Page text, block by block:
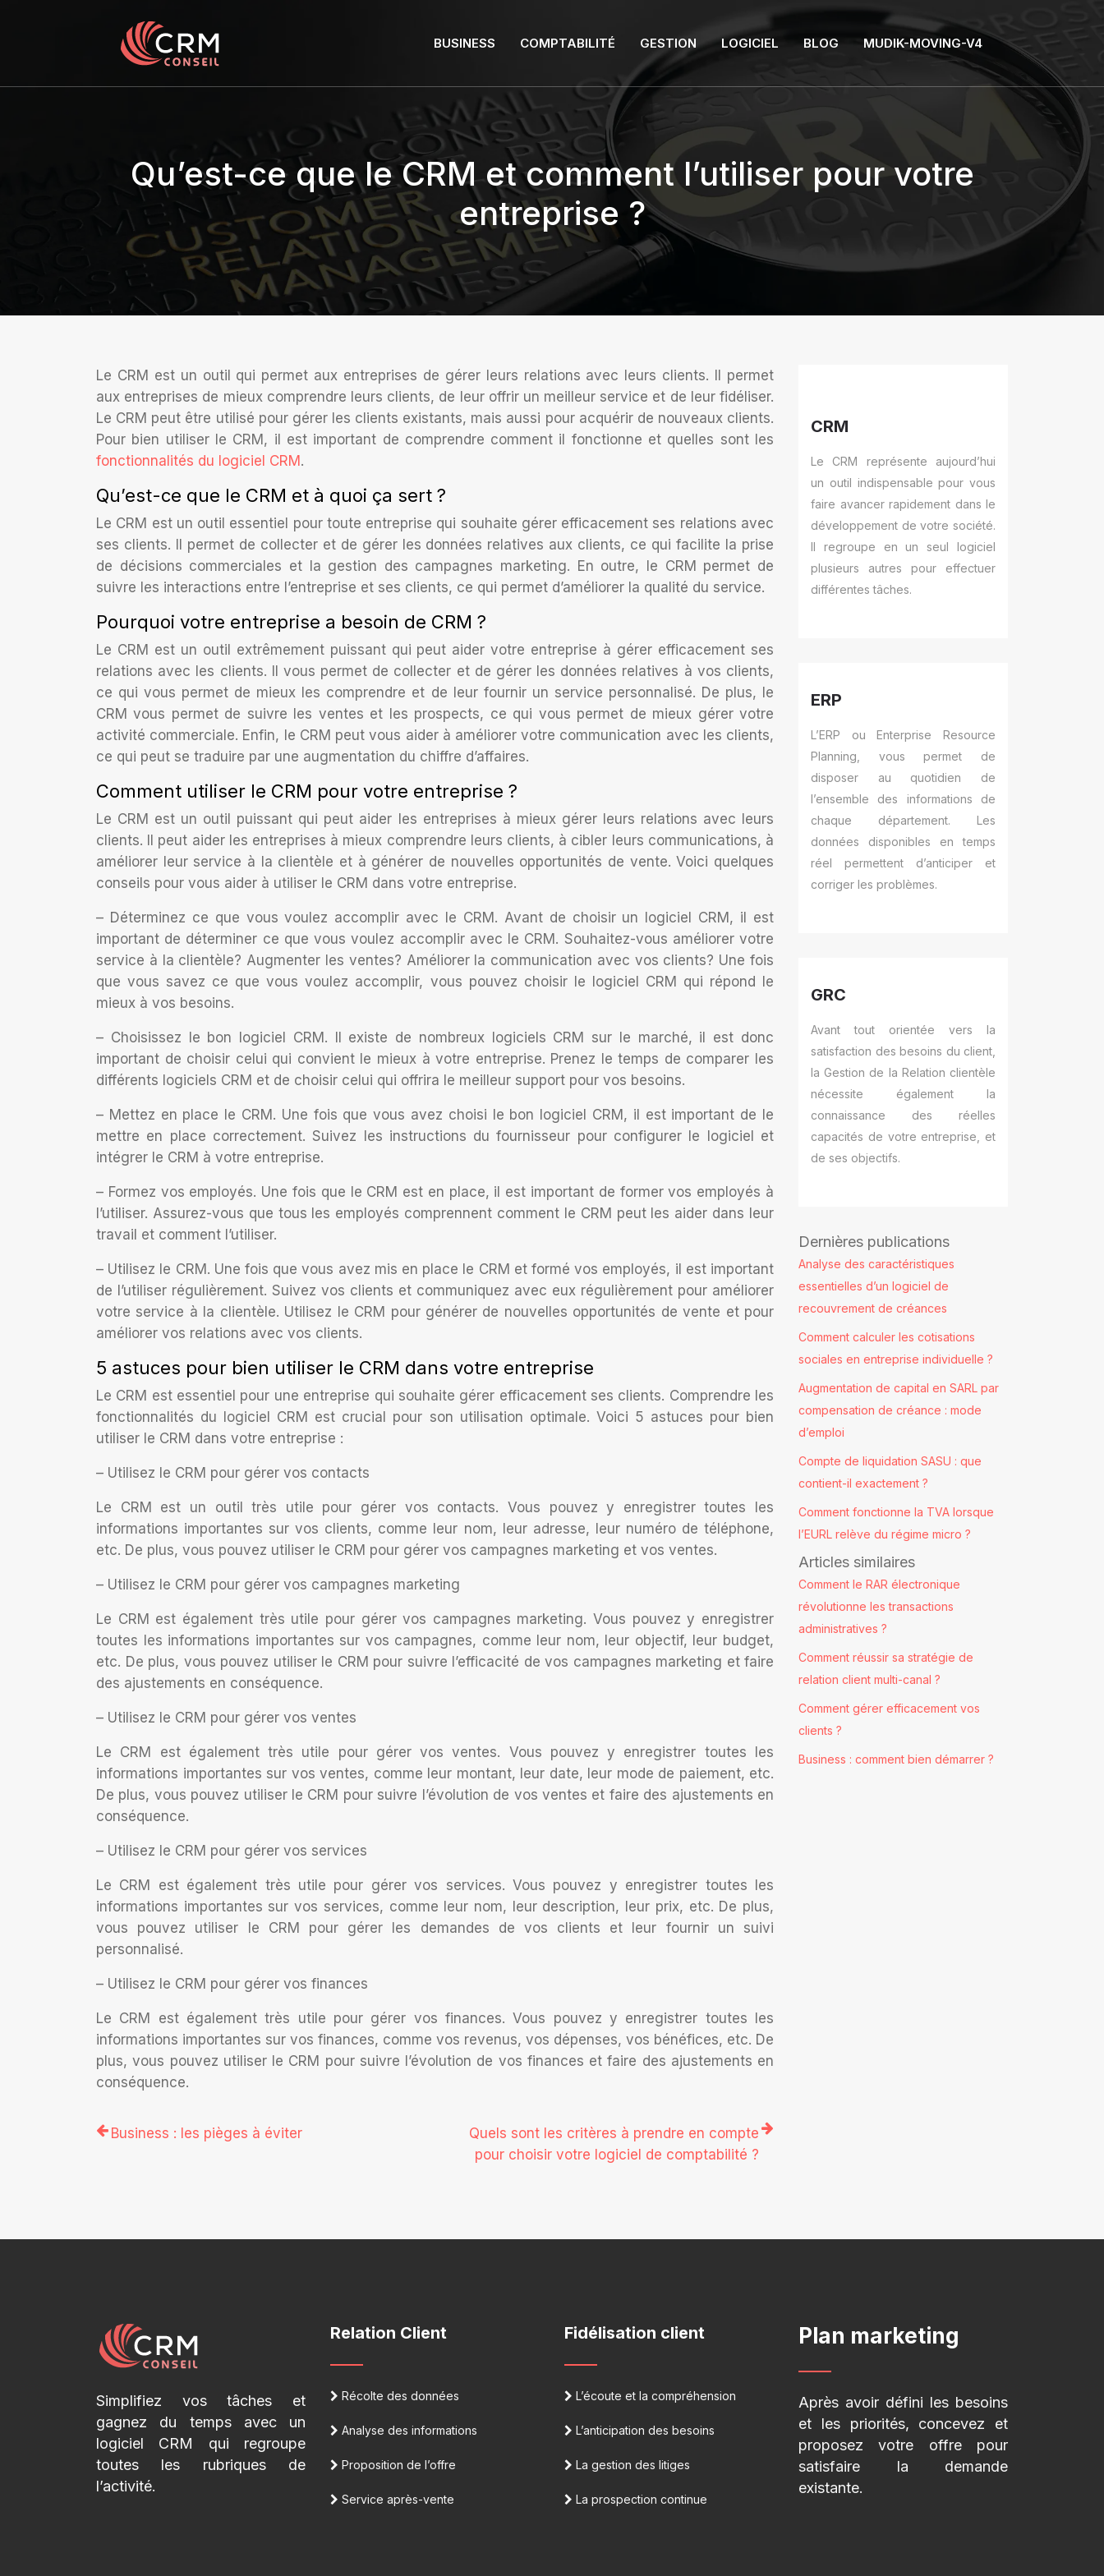
BUSINESS COMPTABILITÉ GESTION LOGICIEL BLOG MUDIK-MOVING-V4
Qu’est-ce que le CRM et comment l’utiliser pour votre
entreprise ?
Le CRM est un outil qui permet aux entreprises de gérer leurs relations avec leurs clients. Il permet
aux entreprises de mieux comprendre leurs clients, de leur offrir un meilleur service et de leur fidéliser.
Le CRM peut être utilisé pour gérer les clients existants, mais aussi pour acquérir de nouveaux clients.
Pour bien utiliser le CRM, il est important de comprendre comment il fonctionne et quelles sont les
fonctionnalités du logiciel CRM .
Qu’est-ce que le CRM et à quoi ça sert ?
Le CRM est un outil essentiel pour toute entreprise qui souhaite gérer efficacement ses relations avec
ses clients. Il permet de collecter et de gérer les données relatives aux clients, ce qui facilite la prise
de décisions commerciales et la gestion des campagnes marketing. En outre, le CRM permet de
suivre les interactions entre l’entreprise et ses clients, ce qui permet d’améliorer la qualité du service.
Pourquoi votre entreprise a besoin de CRM ?
Le CRM est un outil extrêmement puissant qui peut aider votre entreprise à gérer efficacement ses
relations avec les clients. Il vous permet de collecter et de gérer les données relatives à vos clients,
ce qui vous permet de mieux les comprendre et de leur fournir un service personnalisé. De plus, le
CRM vous permet de suivre les ventes et les prospects, ce qui vous permet de mieux gérer votre
activité commerciale. Enfin, le CRM peut vous aider à améliorer votre communication avec les clients,
ce qui peut se traduire par une augmentation du chiffre d’affaires.
Comment utiliser le CRM pour votre entreprise ?
Le CRM est un outil puissant qui peut aider les entreprises à mieux gérer leurs relations avec leurs
clients. Il peut aider les entreprises à mieux comprendre leurs clients, à cibler leurs communications, à
améliorer leur service à la clientèle et à générer de nouvelles opportunités de vente. Voici quelques
conseils pour vous aider à utiliser le CRM dans votre entreprise.
– Déterminez ce que vous voulez accomplir avec le CRM. Avant de choisir un logiciel CRM, il est
important de déterminer ce que vous voulez accomplir avec le CRM. Souhaitez-vous améliorer votre
service à la clientèle? Augmenter les ventes? Améliorer la communication avec vos clients? Une fois
que vous savez ce que vous voulez accomplir, vous pouvez choisir le logiciel CRM qui répond le
mieux à vos besoins.
– Choisissez le bon logiciel CRM. Il existe de nombreux logiciels CRM sur le marché, il est donc
important de choisir celui qui convient le mieux à votre entreprise. Prenez le temps de comparer les
différents logiciels CRM et de choisir celui qui offrira le meilleur support pour vos besoins.
– Mettez en place le CRM. Une fois que vous avez choisi le bon logiciel CRM, il est important de le
mettre en place correctement. Suivez les instructions du fournisseur pour configurer le logiciel et
intégrer le CRM à votre entreprise.
– Formez vos employés. Une fois que le CRM est en place, il est important de former vos employés à
l’utiliser. Assurez-vous que tous les employés comprennent comment le CRM peut les aider dans leur
travail et comment l’utiliser.
– Utilisez le CRM. Une fois que vous avez mis en place le CRM et formé vos employés, il est important
de l’utiliser régulièrement. Suivez vos clients et communiquez avec eux régulièrement pour améliorer
votre service à la clientèle. Utilisez le CRM pour générer de nouvelles opportunités de vente et pour
améliorer vos relations avec vos clients.
5 astuces pour bien utiliser le CRM dans votre entreprise
Le CRM est essentiel pour une entreprise qui souhaite gérer efficacement ses clients. Comprendre les
fonctionnalités du logiciel CRM est crucial pour son utilisation optimale. Voici 5 astuces pour bien
utiliser le CRM dans votre entreprise :
– Utilisez le CRM pour gérer vos contacts
Le CRM est un outil très utile pour gérer vos contacts. Vous pouvez y enregistrer toutes les
informations importantes sur vos clients, comme leur nom, leur adresse, leur numéro de téléphone,
etc. De plus, vous pouvez utiliser le CRM pour gérer vos campagnes marketing et vos ventes.
– Utilisez le CRM pour gérer vos campagnes marketing
Le CRM est également très utile pour gérer vos campagnes marketing. Vous pouvez y enregistrer
toutes les informations importantes sur vos campagnes, comme leur nom, leur objectif, leur budget,
etc. De plus, vous pouvez utiliser le CRM pour suivre l’efficacité de vos campagnes marketing et faire
des ajustements en conséquence.
– Utilisez le CRM pour gérer vos ventes
Le CRM est également très utile pour gérer vos ventes. Vous pouvez y enregistrer toutes les
informations importantes sur vos ventes, comme leur montant, leur date, leur mode de paiement, etc.
De plus, vous pouvez utiliser le CRM pour suivre l’évolution de vos ventes et faire des ajustements en
conséquence.
– Utilisez le CRM pour gérer vos services
Le CRM est également très utile pour gérer vos services. Vous pouvez y enregistrer toutes les
informations importantes sur vos services, comme leur nom, leur description, leur prix, etc. De plus,
vous pouvez utiliser le CRM pour gérer les demandes de vos clients et leur fournir un suivi
personnalisé.
– Utilisez le CRM pour gérer vos finances
Le CRM est également très utile pour gérer vos finances. Vous pouvez y enregistrer toutes les
informations importantes sur vos finances, comme vos revenus, vos dépenses, vos bénéfices, etc. De
plus, vous pouvez utiliser le CRM pour suivre l’évolution de vos finances et faire des ajustements en
conséquence.
Business : les pièges à éviter
Quels sont les critères à prendre en compte
pour choisir votre logiciel de comptabilité ?
CRM
Le CRM représente aujourd’hui
un outil indispensable pour vous
faire avancer rapidement dans le
développement de votre société.
Il regroupe en un seul logiciel
plusieurs autres pour effectuer
différentes tâches.
ERP
L’ERP ou Enterprise Resource
Planning, vous permet de
disposer au quotidien de
l’ensemble des informations de
chaque département. Les
données disponibles en temps
réel permettent d’anticiper et
corriger les problèmes.
GRC
Avant tout orientée vers la
satisfaction des besoins du client,
la Gestion de la Relation clientèle
nécessite également la
connaissance des réelles
capacités de votre entreprise, et
de ses objectifs.
Dernières publications
Analyse des caractéristiques
essentielles d’un logiciel de
recouvrement de créances
Comment calculer les cotisations
sociales en entreprise individuelle ?
Augmentation de capital en SARL par
compensation de créance : mode
d’emploi
Compte de liquidation SASU : que
contient-il exactement ?
Comment fonctionne la TVA lorsque
l’EURL relève du régime micro ?
Articles similaires
Comment le RAR électronique
révolutionne les transactions
administratives ?
Comment réussir sa stratégie de
relation client multi-canal ?
Comment gérer efficacement vos
clients ?
Business : comment bien démarrer ?
Simplifiez vos tâches et
gagnez du temps avec un
logiciel CRM qui regroupe
toutes les rubriques de
l’activité.
Relation Client
Récolte des données
Analyse des informations
Proposition de l’offre
Service après-vente
Fidélisation client
L’écoute et la compréhension
L’anticipation des besoins
La gestion des litiges
La prospection continue
Plan marketing
Après avoir défini les besoins
et les priorités, concevez et
proposez votre offre pour
satisfaire la demande
existante.